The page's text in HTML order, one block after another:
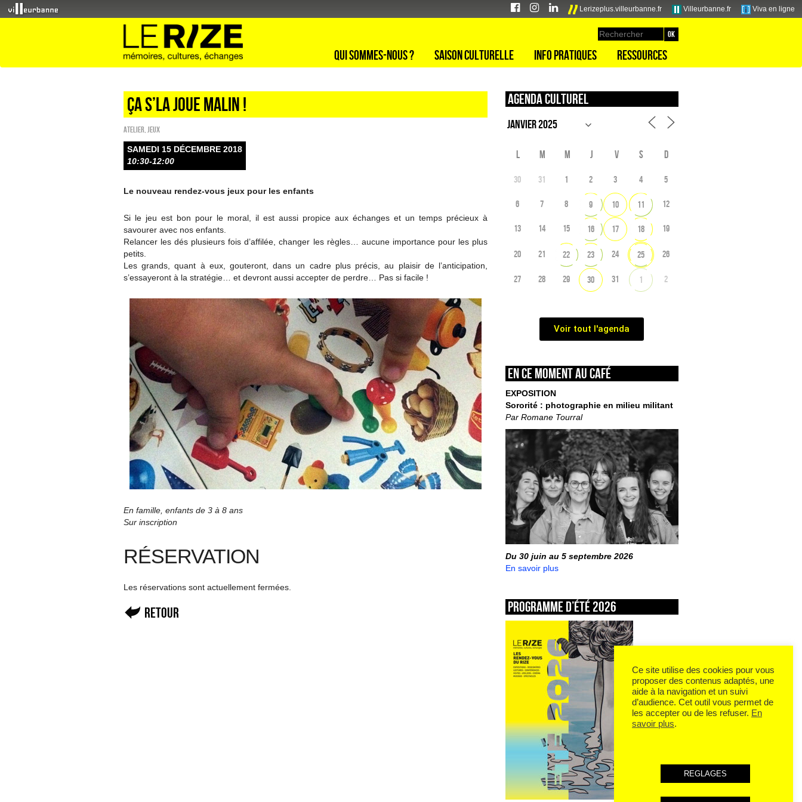
Lerizeplus.villeurbanne.fr Villeurbanne.fr Viva en ligne
Qui sommes-nous ? Saison culturelle Info pratiques Ressources
Ça s’la joue malin !
Atelier Jeux
SAMEDI 15 DÉCEMBRE 2018
10:30-12:00
Le nouveau rendez-vous jeux pour les enfants
Si le jeu est bon pour le moral, il est aussi propice aux échanges et un temps précieux à
savourer avec nos enfants.
Relancer les dés plusieurs fois d’affilée, changer les règles… aucune importance pour les plus
petits.
Les grands, quant à eux, gouteront, dans un cadre plus précis, au plaisir de l’anticipation,
s’essayeront à la stratégie… et devront aussi accepter de perdre… Pas si facile !
En famille, enfants de 3 à 8 ans
Sur inscription
RÉSERVATION
Les réservations sont actuellement fermées.
Retour
Agenda culturel
L M M J V S D
30 31 1 2 3 4 5
6 7 8 9 10 11 12
13 14 15 16 17 18 19
20 21 22 23 24 25 26
27 28 29 30 31 1 2
Voir tout l'agenda
En ce moment au café
EXPOSITION
Sororité : photographie en milieu militant
Par Romane Tourral
Du 30 juin au 5 septembre 2026
En savoir plus
Programme d’été 2026
Ce site utilise des cookies pour vous
proposer des contenus adaptés, une
aide à la navigation et un suivi
d’audience. Cet outil vous permet de
les accepter ou de les refuser. En
savoir plus.
REGLAGES